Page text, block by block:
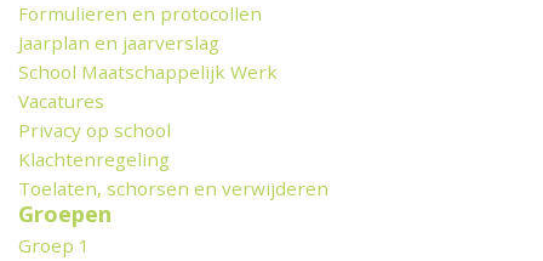
Formulieren en protocollen
Jaarplan en jaarverslag
School Maatschappelijk Werk
Vacatures
Privacy op school
Klachtenregeling
Toelaten, schorsen en verwijderen
Groepen
Groep 1